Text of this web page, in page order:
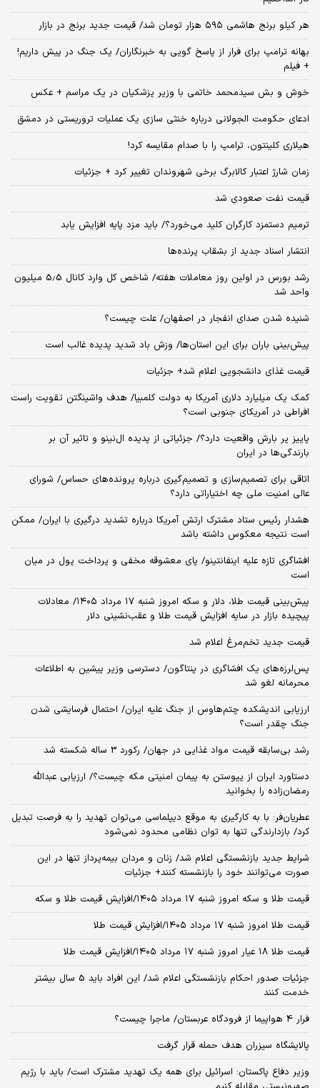
هر کیلو برنج هاشمی ۵۹۵ هزار تومان شد/ قیمت جدید برنج در بازار
بهانه ترامپ برای فرار از پاسخ گویی به خبرنگاران/ یک جنگ در پیش داریم!
+ فیلم
خوش و بش سیدمحمد خاتمی با وزیر پزشکیان در یک مراسم + عکس
ادعای حکومت الجولانی درباره خنثی سازی یک عملیات تروریستی در دمشق
هیلاری کلینتون، ترامپ را با صدام مقایسه کرد!
زمان شارژ اعتبار کالابرگ برخی شهروندان تغییر کرد + جزئیات
قیمت نفت صعودی شد
ترمیم دستمزد کارگران کلید می‌خورد؟/ باید مزد پایه افزایش یابد
انتشار اسناد جدید از بشقاب پرنده‌ها
رشد بورس در اولین روز معاملات هفته/ شاخص کل وارد کانال 5.5 میلیون
واحد شد
شنیده شدن صدای انفجار در اصفهان/ علت چیست؟
پیش‌بینی باران برای این استان‌ها/ وزش باد شدید پدیده غالب است
قیمت غذای دانشجویی اعلام شد+ جزئیات
کمک یک میلیارد دلاری آمریکا به دولت کلمبیا/ هدف واشینگتن تقویت راست
افراطی در آمریکای جنوبی است؟
پاییز پر بارش واقعیت دارد؟/ جزئیاتی از پدیده ال‌نینو و تاثیر آن بر
بارندگی‌ها در ایران
اتاقی برای تصمیم‌سازی و تصمیم‌گیری درباره پرونده‌های حساس/ شورای
عالی امنیت ملی چه اختیاراتی دارد؟
هشدار رئیس ستاد مشترک ارتش آمریکا درباره تشدید درگیری با ایران/ ممکن
است نتیجه معکوس داشته باشد
افشاگری تازه علیه اینفانتینو/ پای معشوقه مخفی و پرداخت پول در میان
است
پیش‌بینی قیمت طلا، دلار و سکه امروز شنبه ۱۷ مرداد ۱۴۰۵/ معادلات
پیچیده بازار در سایه افزایش قیمت طلا و عقب‌نشینی دلار
قیمت جدید تخم‌مرغ اعلام شد
پس‌لرزه‌های یک افشاگری در پنتاگون/ دسترسی وزیر پیشین به اطلاعات
محرمانه لغو شد
ارزیابی اندیشکده چتم‌هاوس از جنگ علیه ایران/ احتمال فرسایشی شدن
جنگ چقدر است؟
رشد بی‌سابقه قیمت مواد غذایی در جهان/ رکورد 3 ساله شکسته شد
دستاورد ایران از پیوستن به پیمان امنیتی مکه چیست؟/ ارزیابی عبدالله
رمضان‌زاده را بخوانید
عطریان‌فر: با به کارگیری به موقع دیپلماسی می‌توان تهدید را به فرصت تبدیل
کرد/ بازدارندگی تنها به توان نظامی محدود نمی‌شود
شرایط جدید بازنشستگی اعلام شد/ زنان و مردان بیمه‌پرداز تنها در این
صورت می‌توانند خود را بازنشسته کنند+ جزئیات
قیمت طلا و سکه امروز شنبه ۱۷ مرداد ۱۴۰۵/افزایش قیمت طلا و سکه
قیمت طلا امروز شنبه ۱۷ مرداد ۱۴۰۵/افزایش قیمت طلا
قیمت طلا ۱۸ عیار امروز شنبه ۱۷ مرداد ۱۴۰۵/افزایش قیمت طلا
جزئیات صدور احکام بازنشستگی اعلام شد/ این افراد باید 5 سال بیشتر
خدمت کنند
فرار 4 هواپیما از فرودگاه عربستان/ ماجرا چیست؟
پالایشگاه سیزران هدف حمله قرار گرفت
وزیر دفاع پاکستان: اسرائیل برای همه یک تهدید مشترک است/ باید با رژیم